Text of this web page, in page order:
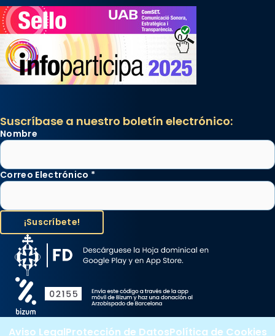
Suscríbase a nuestro boletín electrónico:
Nombre
Correo Electrónico *
Aviso LegalProtección de DatosPolítica de Cookies